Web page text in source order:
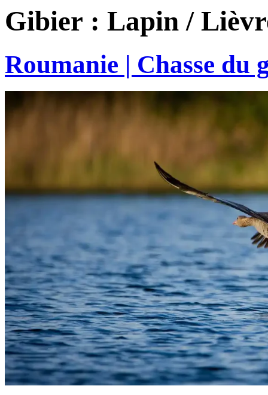
Gibier : Lapin /
Roumanie | Chasse du